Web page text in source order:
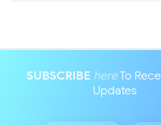
SUBSCRIBE hereTo
Updates